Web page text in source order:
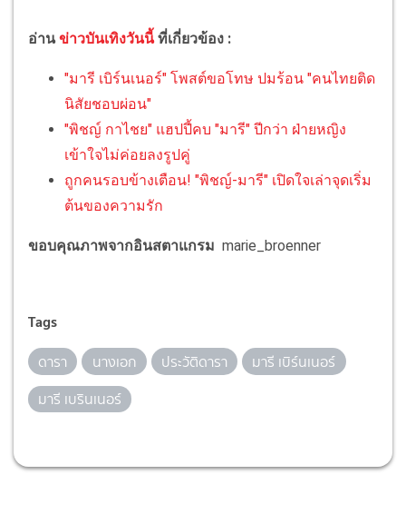
อ่านข่าวบันเทิงวันนี้ ที่เกี่ยวข้อง :
"มารี เบิร์นเนอร์" โพสต์ขอโทษ ปมร้อน "คนไทยติด
นิสัยชอบผ่อน"
"พิชญ์ กาไชย" แฮปปี้คบ "มารี" ปีกว่า ฝ่ายหญิง
เข้าใจไม่ค่อยลงรูปคู่
ถูกคนรอบข้างเตือน! "พิชญ์-มารี" เปิดใจเล่าจุดเริ่ม
ต้นของความรัก
ขอบคุณภาพจากอินสตาแกรม marie_broenner
Tags
ดารา นางเอก ประวัติดารา
มารี เบิร์นเนอร์
มารี เบรินเนอร์